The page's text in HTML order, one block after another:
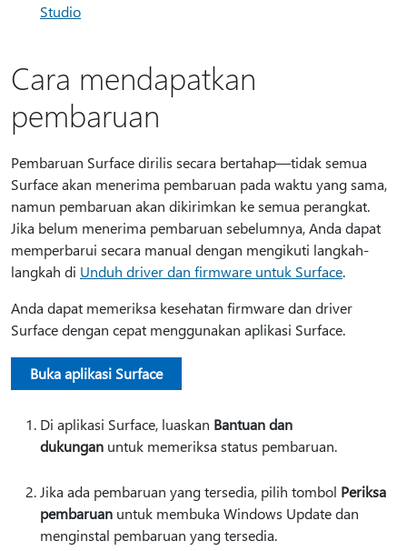
Studio
Cara mendapatkan
pembaruan
Pembaruan Surface dirilis secara bertahap—tidak semua
Surface akan menerima pembaruan pada waktu yang sama,
namun pembaruan akan dikirimkan ke semua perangkat.
Jika belum menerima pembaruan sebelumnya, Anda dapat
memperbarui secara manual dengan mengikuti langkah-
langkah di Unduh driver dan firmware untuk Surface.
Anda dapat memeriksa kesehatan firmware dan driver
Surface dengan cepat menggunakan aplikasi Surface.
Buka aplikasi Surface
Di aplikasi Surface, luaskan Bantuan dan
dukungan untuk memeriksa status pembaruan.
Jika ada pembaruan yang tersedia, pilih tombol Periksa
pembaruan untuk membuka Windows Update dan
menginstal pembaruan yang tersedia.